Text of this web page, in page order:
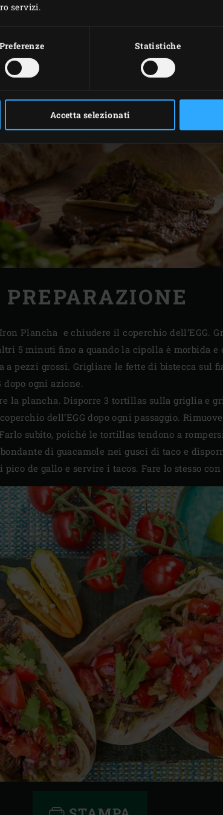
servizi.
Preferenze Statistiche
Accetta selezionati
PREPARAZIONE
Plancha e chiudere il coperchio dell’EGG.
5 minuti fino a quando la cipolla è morbida e
a pezzi grossi. Grigliare le fette di bistecca sul
dopo ogni azione.
la plancha. Disporre 3 tortillas sulla griglia e
dell’EGG dopo ogni passaggio.
subito, poiché le tortillas tendono a
di guacamole nei gusci di taco e
de gallo e servire i tacos. Fare lo stesso